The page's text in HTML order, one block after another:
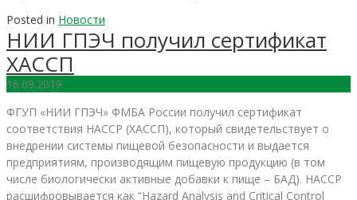
Posted in Новости
НИИ ГПЭЧ получил сертификат
ХАССП
16.09.2019
ФГУП «НИИ ГПЭЧ» ФМБА России получил сертификат
соответствия НАССР (ХАССП), который свидетельствует о
внедрении системы пищевой безопасности и выдается
предприятиям, производящим пищевую продукцию (в том
числе биологически активные добавки к пище – БАД). HACCP
расшифровывается как “Hazard Analysis and Critical Control